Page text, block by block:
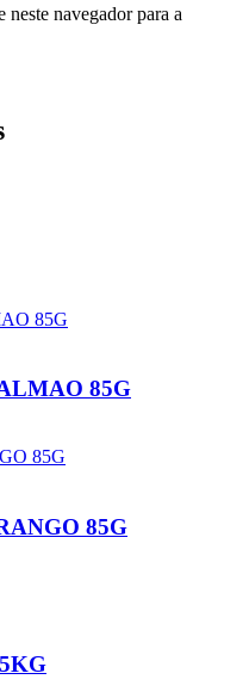
neste navegador para a
85G
85G